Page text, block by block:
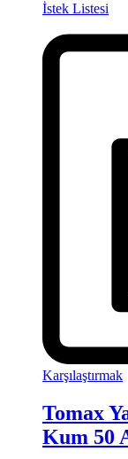
İstek Listesi
Karşılaştırmak
Tomax
Kum 50